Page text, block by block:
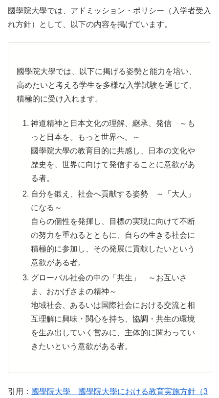
國學院大學では、アドミッション・ポリシー（入学者受入
れ方針）として、以下の内容を掲げています。
國學院大學では、以下に掲げる姿勢と能力を培い、
高めたいと考える学生を多様な入学試験を通じて、
積極的に受け入れます。
神道精神と日本文化の理解、継承、発信 ～も
っと日本を。もっと世界へ。～
國學院大學の教育目的に共感し、日本の文化や
歴史を、世界に向けて発信することに意欲があ
る者。
自分を鍛え、社会へ貢献する姿勢 ～「大人」
になる～
自らの個性を発揮し、目標の実現に向けて不断
の努力を重ねるとともに、自らの生きる社会に
積極的に参加し、その発展に貢献したいという
意欲がある者。
グローバル社会の中の「共生」 ～お互いさ
ま、おかげさまの精神～
地域社会、あるいは国際社会における交流と相
互理解に興味・関心を持ち、協調・共生の環境
を生み出していく営みに、主体的に関わってい
きたいという意欲がある者。
引用： 國學院大學 國學院大學における教育実施方針（3